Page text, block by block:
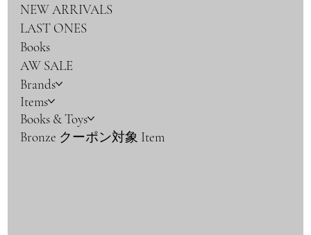
NEW ARRIVALS
LAST ONES
Books
AW SALE
Brands
Items
Books & Toys
Bronze クーポン対象 Item